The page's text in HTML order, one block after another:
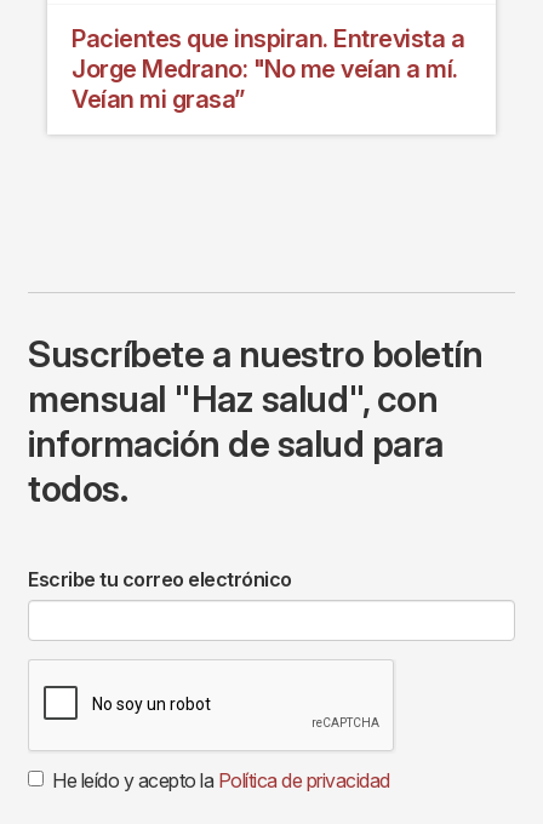
Pacientes que inspiran. Entrevista a
Jorge Medrano: "No me veían a mí.
Veían mi grasa”
Suscríbete a nuestro boletín
mensual "Haz salud", con
información de salud para
todos.
Escribe tu correo electrónico
He leído y acepto la Política de privacidad